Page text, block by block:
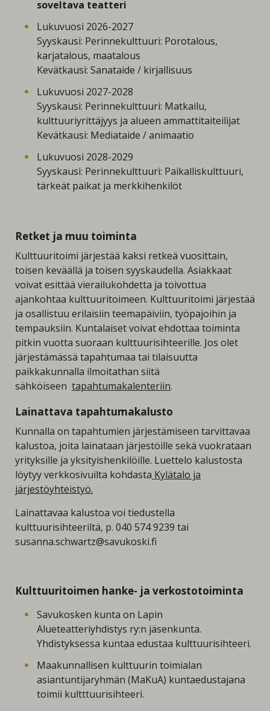
soveltava teatteri
Lukuvuosi 2026-2027
Syyskausi: Perinnekulttuuri: Porotalous,
karjatalous, maatalous
Kevätkausi: Sanataide / kirjallisuus
Lukuvuosi 2027-2028
Syyskausi: Perinnekulttuuri: Matkailu,
kulttuuriyrittäjyys ja alueen ammattitaiteilijat
Kevätkausi: Mediataide / animaatio
Lukuvuosi 2028-2029
Syyskausi: Perinnekulttuuri: Paikalliskulttuuri,
tärkeät paikat ja merkkihenkilöt
Retket ja muu toiminta
Kulttuuritoimi järjestää kaksi retkeä vuosittain,
toisen keväällä ja toisen syyskaudella. Asiakkaat
voivat esittää vierailukohdetta ja toivottua
ajankohtaa kulttuuritoimeen. Kulttuuritoimi järjestää
ja osallistuu erilaisiin teemapäiviin, työpajoihin ja
tempauksiin. Kuntalaiset voivat ehdottaa toiminta
pitkin vuotta suoraan kulttuurisihteerille. Jos olet
järjestämässä tapahtumaa tai tilaisuutta
paikkakunnalla ilmoitathan siitä
sähköiseen tapahtumakalenteriin.
Lainattava tapahtumakalusto
Kunnalla on tapahtumien järjestämiseen tarvittavaa
kalustoa, joita lainataan järjestöille sekä vuokrataan
yrityksille ja yksityishenkilöille. Luettelo kalustosta
löytyy verkkosivuilta kohdasta Kylätalo ja
järjestöyhteistyö.
Lainattavaa kalustoa voi tiedustella
kulttuurisihteeriltä, p. 040 574 9239 tai
susanna.schwartz@savukoski.fi
Kulttuuritoimen hanke- ja verkostotoiminta
Savukosken kunta on Lapin
Alueteatteriyhdistys ry:n jäsenkunta.
Yhdistyksessa kuntaa edustaa kulttuurisihteeri.
Maakunnallisen kulttuurin toimialan
asiantuntijaryhmän (MaKuA) kuntaedustajana
toimii kultttuurisihteeri.